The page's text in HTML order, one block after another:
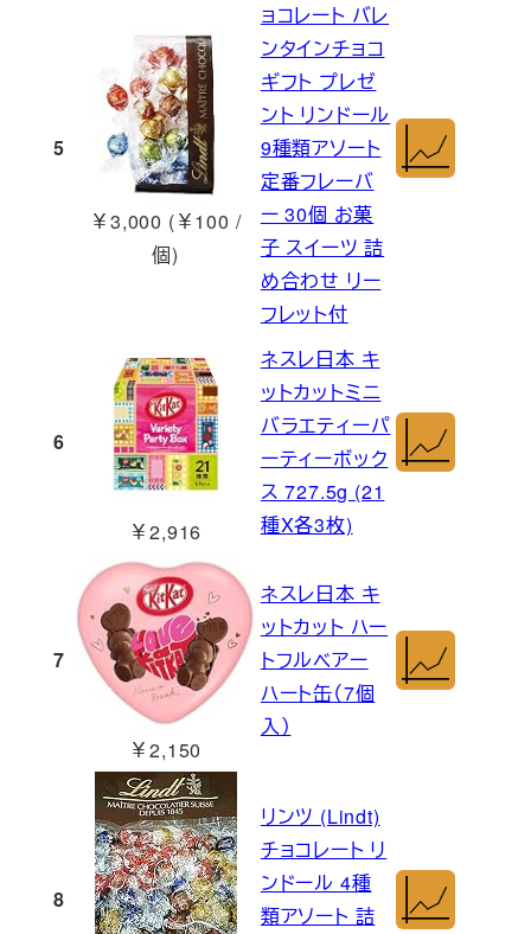
5
￥3,000 (￥100 /
個)
ョコレート バレ
ンタインチョコ
ギフト プレゼ
ント リンドール
9種類アソート
定番フレーバ
ー 30個 お菓
子 スイーツ 詰
め合わせ リー
フレット付
6
￥2,916
ネスレ日本 キ
ットカットミニ
バラエティーパ
ーティーボック
ス 727.5g (21
種X各3枚)
7
￥2,150
ネスレ日本 キ
ットカット ハー
トフルベアー
ハート缶（7個
入）
8
リンツ (Lindt)
チョコレート リ
ンドール 4種
類アソート 詰